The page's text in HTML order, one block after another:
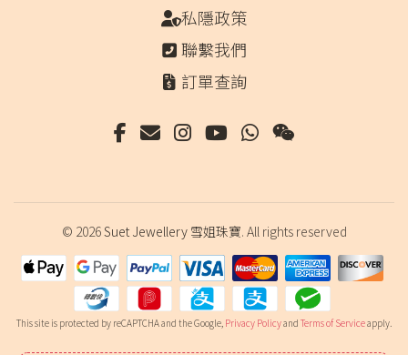
私隱政策
聯繫我們
訂單查詢
© 2026Suet Jewellery 雪姐珠寶. All rights reserved
This site is protected by reCAPTCHA and the Google, Privacy Policyand Terms of Serviceapply.